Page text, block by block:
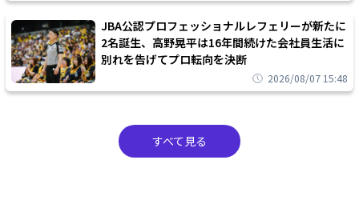
JBA公認プロフェッショナルレフェリーが新たに
2名誕生、高野晃平は16年間続けた会社員生活に
別れを告げてプロ転向を決断
2026/08/07 15:48
すべて見る